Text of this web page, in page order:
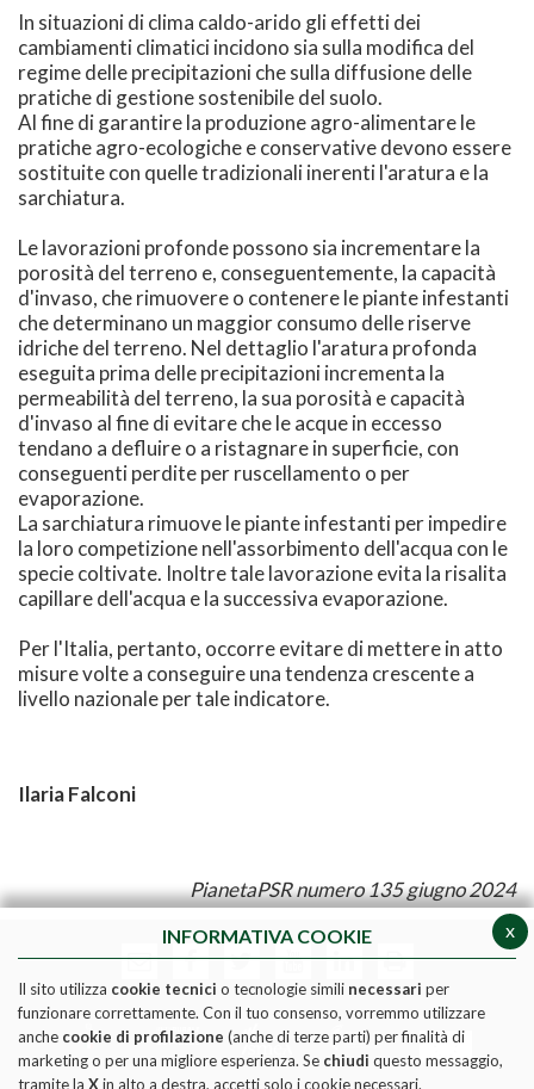
In situazioni di clima caldo-arido gli effetti dei
cambiamenti climatici incidono sia sulla modifica del
regime delle precipitazioni che sulla diffusione delle
pratiche di gestione sostenibile del suolo.
Al fine di garantire la produzione agro-alimentare le
pratiche agro-ecologiche e conservative devono essere
sostituite con quelle tradizionali inerenti l'aratura e la
sarchiatura.
Le lavorazioni profonde possono sia incrementare la
porosità del terreno e, conseguentemente, la capacità
d'invaso, che rimuovere o contenere le piante infestanti
che determinano un maggior consumo delle riserve
idriche del terreno. Nel dettaglio l'aratura profonda
eseguita prima delle precipitazioni incrementa la
permeabilità del terreno, la sua porosità e capacità
d'invaso al fine di evitare che le acque in eccesso
tendano a defluire o a ristagnare in superficie, con
conseguenti perdite per ruscellamento o per
evaporazione.
La sarchiatura rimuove le piante infestanti per impedire
la loro competizione nell'assorbimento dell'acqua con le
specie coltivate. Inoltre tale lavorazione evita la risalita
capillare dell'acqua e la successiva evaporazione.
Per l'Italia, pertanto, occorre evitare di mettere in atto
misure volte a conseguire una tendenza crescente a
livello nazionale per tale indicatore.
Ilaria Falconi
PianetaPSR numero 135 giugno 2024
x
INFORMATIVA COOKIE
Il sito utilizza cookie tecnici o tecnologie simili necessari per
funzionare correttamente. Con il tuo consenso, vorremmo utilizzare
anche cookie di profilazione (anche di terze parti) per finalità di
marketing o per una migliore esperienza. Se chiudi questo messaggio,
tramite la Xin alto a destra, accetti solo i cookie necessari.